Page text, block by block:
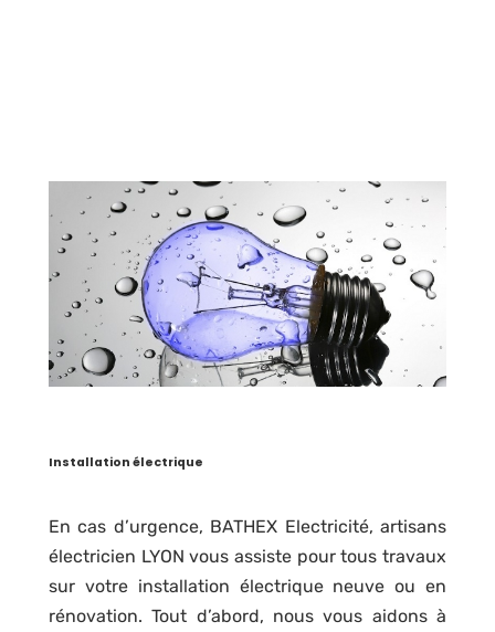
Installation électrique
En cas d’urgence, BATHEX Electricité, artisans
électricien LYON vous assiste pour tous travaux
sur votre installation électrique neuve ou en
rénovation. Tout d’abord, nous vous aidons à